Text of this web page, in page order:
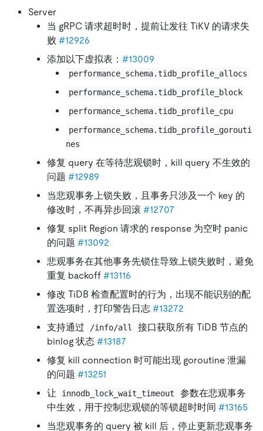
Server
当 gRPC 请求超时时，提前让发往 TiKV 的请求失
败 #12926
添加以下虚拟表： #13009
performance_schema.tidb_profile_allocs
performance_schema.tidb_profile_block
performance_schema.tidb_profile_cpu
performance_schema.tidb_profile_gorouti
nes
修复 query 在等待悲观锁时，kill query 不生效的
问题 #12989
当悲观事务上锁失败，且事务只涉及一个 key 的
修改时，不再异步回滚 #12707
修复 split Region 请求的 response 为空时 panic
的问题 #13092
悲观事务在其他事务先锁住导致上锁失败时，避免
重复 backoff #13116
修改 TiDB 检查配置时的行为，出现不能识别的配
置选项时，打印警告日志 #13272
支持通过
/info/all
接口获取所有 TiDB 节点的
binlog 状态 #13187
修复 kill connection 时可能出现 goroutine 泄漏
的问题 #13251
让
innodb_lock_wait_timeout
参数在悲观事务
中生效，用于控制悲观锁的等锁超时时间 #13165
当悲观事务的 query 被 kill 后，停止更新悲观事务